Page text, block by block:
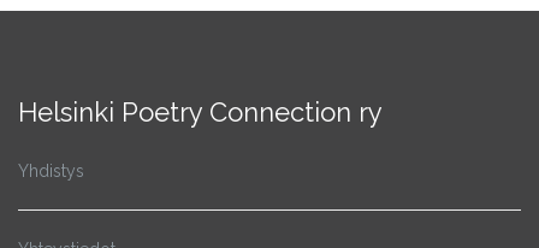
Helsinki Poetry Connection ry
Yhdistys